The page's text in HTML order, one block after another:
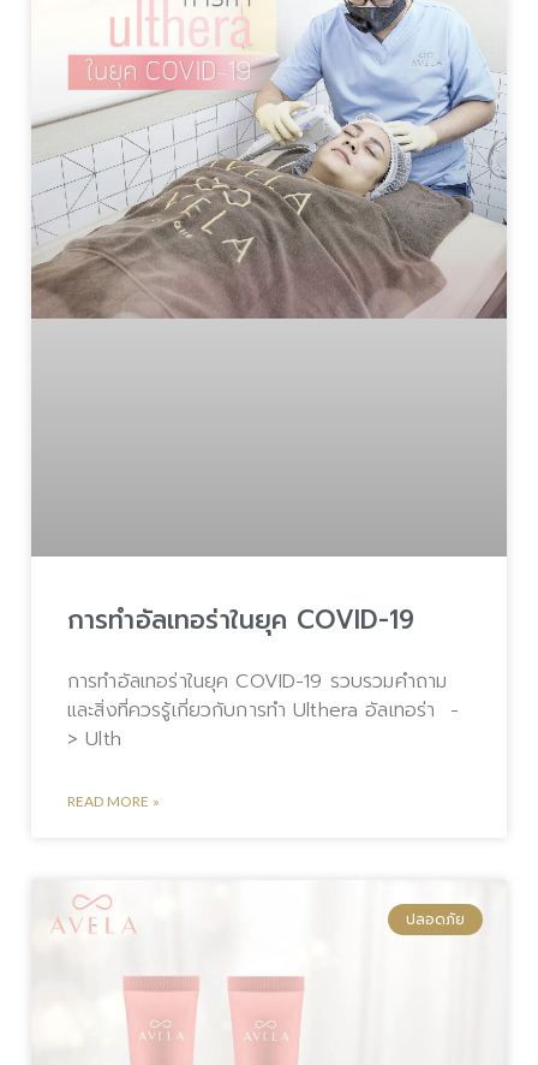
การทำอัลเทอร่าในยุค COVID-19
การทำอัลเทอร่าในยุค COVID-19 รวบรวมคำถาม
และสิ่งที่ควรรู้เกี่ยวกับการทำ Ulthera อัลเทอร่า -
> Ulth
READ MORE »
ปลอดภัย